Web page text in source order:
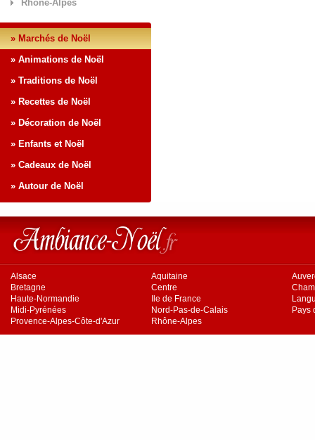
Rhône-Alpes
» Marchés de Noël
» Animations de Noël
» Traditions de Noël
» Recettes de Noël
» Décoration de Noël
» Enfants et Noël
» Cadeaux de Noël
» Autour de Noël
Alsace Aquitaine
Bretagne
Centre
Haute-Normandie
Ile de France
Midi-Pyrénées
Nord-Pas-de-Calais
Pays
Provence-Alpes-Côte-d'Azur
Rhône-Alpes